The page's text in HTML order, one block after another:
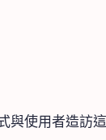
與使用者造訪